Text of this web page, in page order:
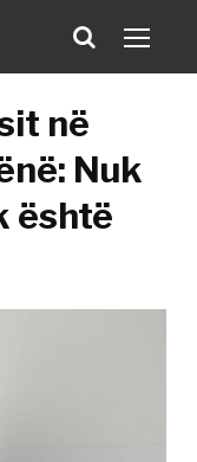
në
Nuk
është